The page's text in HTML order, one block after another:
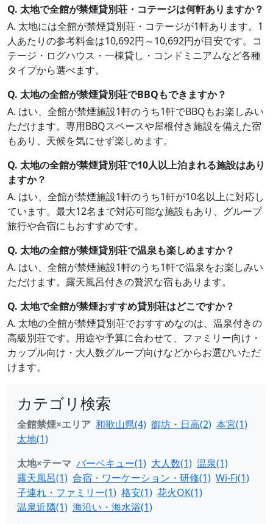
Q. 太地で全館が禁煙貸別荘・コテージは何軒ありますか？
A. 太地には全館が禁煙貸別荘・コテージが1軒あります。1
人あたりの参考料金は10,692円～10,692円が目安です。コ
テージ・ログハウス・一棟貸し・コンドミニアムなど各種
タイプから選べます。
Q. 太地の全館が禁煙貸別荘でBBQもできますか？
A. はい、全館が禁煙施設1軒のうち1軒でBBQもお楽しみい
ただけます。専用BBQスペースや屋根付き施設を備えた宿
もあり、天候を気にせず楽しめます。
Q. 太地の全館が禁煙貸別荘で10人以上泊まれる施設はあり
ますか？
A. はい、全館が禁煙施設1軒のうち1軒が10名以上に対応し
ています。最大12名まで対応可能な施設もあり、グループ
旅行や合宿にもおすすめです。
Q. 太地の全館が禁煙貸別荘で温泉も楽しめますか？
A. はい、全館が禁煙施設1軒のうち1軒で温泉をお楽しみい
ただけます。露天風呂付きの贅沢な宿もあります。
Q. 太地で全館が禁煙おすすめ貸別荘はどこですか？
A. 太地の全館が禁煙貸別荘でおすすめなのは、温泉付きの
高級別荘です。用途や予算に合わせて、ファミリー向け・
カップル向け・大人数グループ向けなどからお選びいただ
けます。
カテゴリ検索
全館禁煙×エリア 和歌山県(4) 御坊・日高(2) 本宮(1)
太地(1)
太地×テーマ バーベキュー(1) 大人数(1) 温泉(1)
露天風呂(1) 合宿・ワーケーション・研修(1) Wi-Fi(1)
子連れ・ファミリー(1) 格安(1) 花火OK(1)
温泉近隣(1) 海沿い・海水浴(1)